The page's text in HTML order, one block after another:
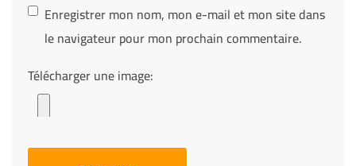
Enregistrer mon nom, mon e-mail et mon site dans
le navigateur pour mon prochain commentaire.
Télécharger une image: